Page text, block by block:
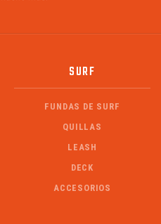
SURF
FUNDAS DE SURF
QUILLAS
LEASH
DECK
ACCESORIOS